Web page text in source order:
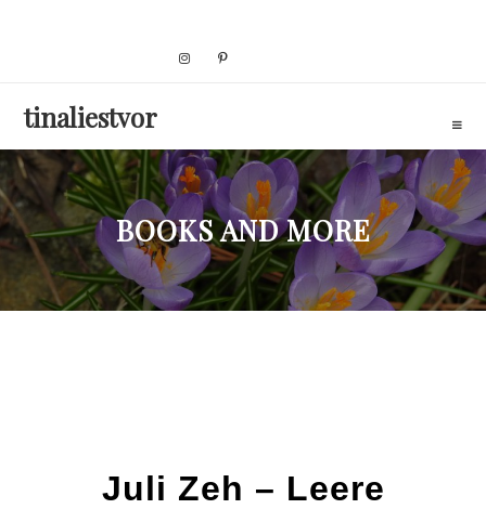
tinaliestvor
BOOKS AND MORE
Juli Zeh – Leere